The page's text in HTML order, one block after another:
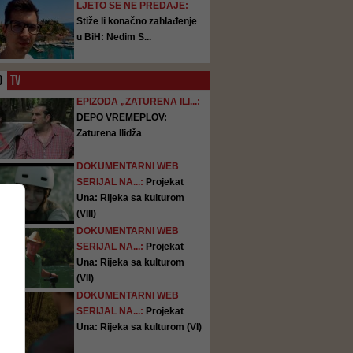
LJETO SE NE PREDAJE:
Stiže li konačno zahlađenje
u BiH: Nedim S...
TV
EPIZODA „ZATURENA ILI...:
DEPO VREMEPLOV:
Zaturena Ilidža
DOKUMENTARNI WEB
SERIJAL NA...: Projekat
Una: Rijeka sa kulturom
(VIII)
DOKUMENTARNI WEB
SERIJAL NA...: Projekat
Una: Rijeka sa kulturom
(VII)
DOKUMENTARNI WEB
SERIJAL NA...: Projekat
Una: Rijeka sa kulturom (VI)